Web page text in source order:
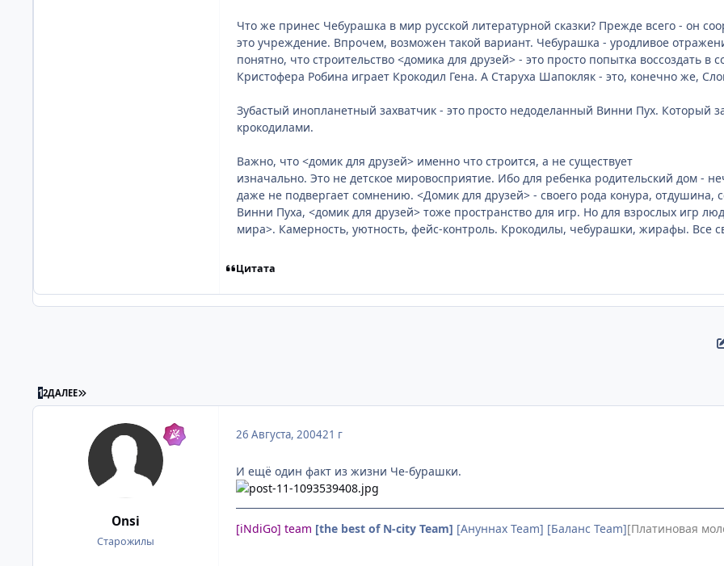
Что же принес Чебурашка в мир русской литературной сказки? Прежде всего - он
это учреждение. Впрочем, возможен такой вариант. Чебурашка - уродливое
понятно, что строительство <домика для друзей> - это просто попытка воссоздать
Кристофера Робина играет Крокодил Гена. А Старуха Шапокляк - это, конечно же,
Зубастый инопланетный захватчик - это просто недоделанный Винни Пух. Который
крокодилами.
Важно, что <домик для друзей> именно что строится, а не существует
изначально. Это не детское мировосприятие. Ибо для ребенка родительский дом -
даже не подвергает сомнению. <Домик для друзей> - своего рода конура, отдушина,
Винни Пуха, <домик для друзей> тоже пространство для игр. Но для взрослых игр
мира>. Камерность, уютность, фейс-контроль. Крокодилы, чебурашки, жирафы. Все
Цитата
12ДАЛЕЕ ПОСЛЕДНЯЯ СТРАНИЦА
Onsi
Старожилы
26 Августа, 200421 г
И ещё один факт из жизни Че-бурашки.
[iNdiGo] team [the best of N-city Team] [Ануннах Team] [Баланс Team][Платиновая